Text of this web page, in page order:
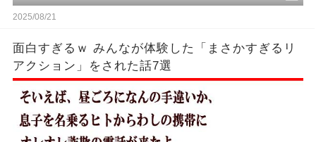
2025/08/21
面白すぎるｗ みんなが体験した「まさかすぎるリ
アクション」をされた話7選